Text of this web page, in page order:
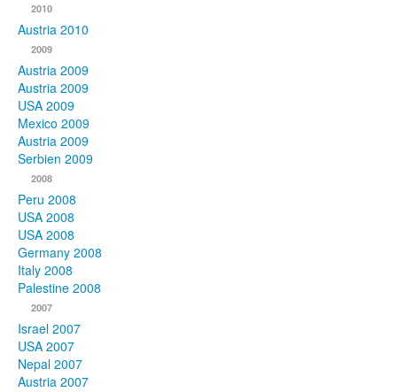
2010
Austria 2010
2009
Austria 2009
Austria 2009
USA 2009
Mexico 2009
Austria 2009
Serbien 2009
2008
Peru 2008
USA 2008
USA 2008
Germany 2008
Italy 2008
Palestine 2008
2007
Israel 2007
USA 2007
Nepal 2007
Austria 2007